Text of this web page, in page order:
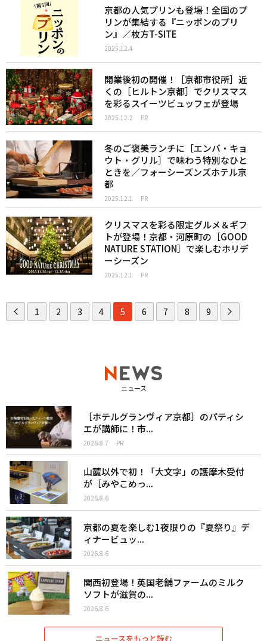
京都の人気プリンも登場！全国のプ
リンが集結する『ニッポンのプリ
ン』／枚方T-SITE
2025.12.4
開業後初の開催！［京都市役所］近
くの［ヒルトン京都］でクリスマス
を彩るスイーツビュッフェが登場
2025.12.2 PR
冬のご褒美ランチに［エンバ・キョ
ウト・グリル］で味わう特別なひと
ときを／フォーシーズンズホテル京
都
2025.12.1 PR
クリスマスを彩る限定グルメ＆ギフ
トが登場！京都・河原町の［GOOD
NATURE STATION］で楽しむホリデ
ーシーズン
2025.12.1 PR
1 2 3 4 5 6 7 8 9
ニュース
［ホテルグランヴィア京都］のパティシ
エが講師に！市...
2026.8.7 PR
山麓以外で初！「大文字」の護摩木受付
が［みやこめっ...
2026.8.6
京都の夏を楽しむ1夜限りの『夏祭り』デ
ィナービュッ...
2026.8.6
関西初登場！英国老舗ファームのミルク
ソフトが滋賀の...
2026.8.6
ニュースをもっと読む